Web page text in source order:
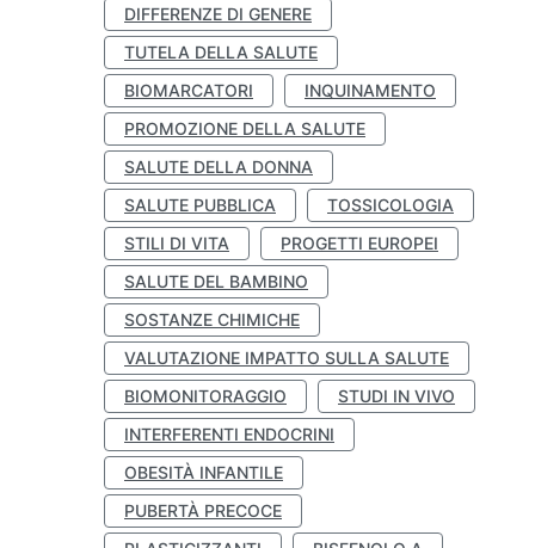
DIFFERENZE DI GENERE
TUTELA DELLA SALUTE
BIOMARCATORI
INQUINAMENTO
PROMOZIONE DELLA SALUTE
SALUTE DELLA DONNA
SALUTE PUBBLICA
TOSSICOLOGIA
STILI DI VITA
PROGETTI EUROPEI
SALUTE DEL BAMBINO
SOSTANZE CHIMICHE
VALUTAZIONE IMPATTO SULLA SALUTE
BIOMONITORAGGIO
STUDI IN VIVO
INTERFERENTI ENDOCRINI
OBESITÀ INFANTILE
PUBERTÀ PRECOCE